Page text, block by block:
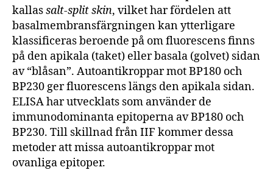
kallassalt-split skin, vilket har fördelen att
basalmembransfärgningen kan ytterligare
klassificeras beroende på om fluorescens finns
på den apikala (taket) eller basala (golvet) sidan
av “blåsan”. Autoantikroppar mot BP180 och
BP230 ger fluorescens längs den apikala sidan.
ELISA har utvecklats som använder de
immunodominanta epitoperna av BP180 och
BP230. Till skillnad från IIF kommer dessa
metoder att missa autoantikroppar mot
ovanliga epitoper.